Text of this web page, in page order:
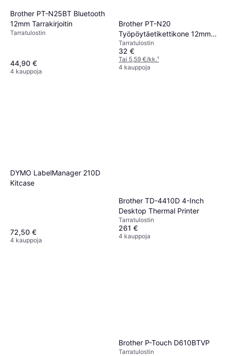
Brother PT-N25BT Bluetooth
12mm Tarrakirjoitin
Tarra­tulostin
44,90 €
4 kauppoja
Brother PT-N20
Työpöytäetikettikone 12mm
Tarrakirjoitin
Tarra­tulostin
32 €
Tai 5,59 €/kk.¹
4 kauppoja
DYMO LabelManager 210D
Kitcase
72,50 €
4 kauppoja
Brother TD-4410D 4-Inch
Desktop Thermal Printer
Tarra­tulostin
261 €
4 kauppoja
Brother P-Touch D610BTVP
Tarra­tulostin